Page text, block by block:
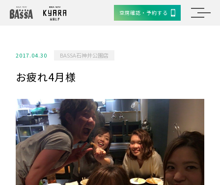
空席確認・予約する
2017.04.30 BASSA石神井公園店
お疲れ4月様